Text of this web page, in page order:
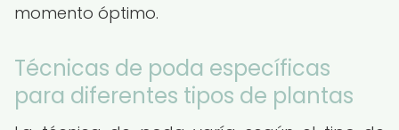
momento óptimo.
Técnicas de poda específicas
para diferentes tipos de plantas